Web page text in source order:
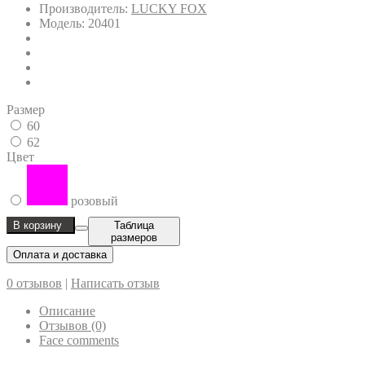
Производитель: LUCKY FOX
Модель: 20401
Размер
60
62
Цвет
розовый
В корзину
Таблица
размеров
Оплата и доставка
0 отзывов | Написать отзыв
Описание
Отзывов (0)
Face comments